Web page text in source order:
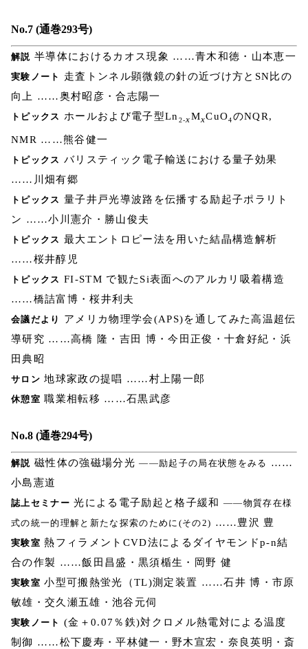
No.7 (通巻293号)
解説 半導体におけるカオス現象 ……青木和徳・山本恵一
実験ノート
走査トンネル顕微鏡の針の近づけ方とSN比の
向上 ……奥村昭彦・合志陽一
トピックス ホールおよび電子型Ln 2-xMxCuO4のNQR,
NMR ……熊谷健一
トピックス バリスティック電子輸送における量子効果
……川畑有郷
トピックス 量子井戸光導波路を伝播する励起子ポラリト
ン ……小川憲介・勝山俊夫
トピックス 最大エントロピー法を用いた結晶構造解析
……桜井醇児
トピックス FI-STM で観たSi表面へのアルカリ吸着構造
……橋詰富博・桜井利夫
会議だより
アメリカ物理学会(APS)を通してみた高温超伝
導研究 ……高橋 隆・吉田 博・今田正俊・十倉好紀・浜
田典昭
サロン 地球家政の提唱 ……村上陽一郎
休憩室 職業相転移 ……石黒武彦
No.8 (通巻294号)
解説 磁性体の強磁場分光――励起子の局在状態をみる ……
小島憲道
誌上セミナー 光による電子励起と格子緩和 ――物質存在様
式の統一的理解と新たな探索のために(その2) ……豊沢 豊
実験室 熱フィラメントCVD法によるダイヤモンドp-n結
合の作製 ……飯田昌盛・黒須楯生・岡野 健
実験室 小型可搬熱蛍光（TL)測定装置 ……石井 博・市原
敏雄・交久瀬五雄・池谷元伺
実験ノート (金＋0.07％鉄)対クロメル熱電対による温度
制御 ……松下慶寿・平林健一・野木宣宏・奈良英明・斎